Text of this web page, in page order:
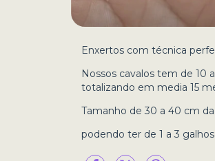
Enxertos com técnica
Nossos cavalos tem de 10
totalizando em media 15
Tamanho de 30 a 40 cm
podendo ter de 1 a 3 galhos